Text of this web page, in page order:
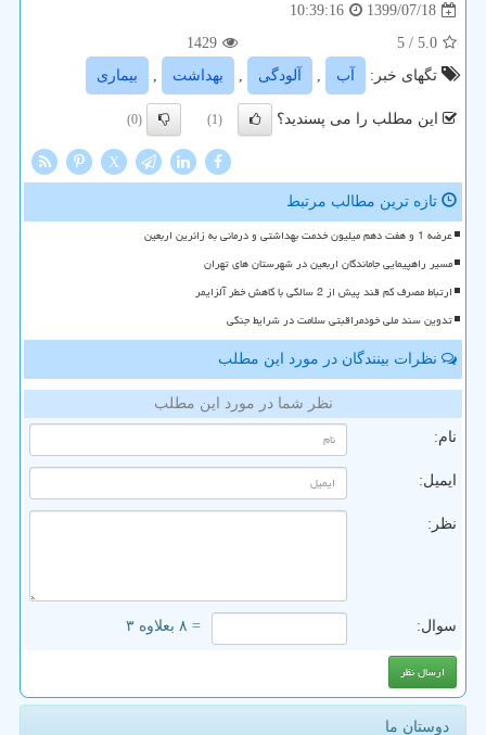
1399/07/18
10:39:16
5.0
/ 5
1429
تگهای خبر:
آب , آلودگی , بهداشت , بیماری
این مطلب را می پسندید؟ (1)
(0)
X
تازه ترین مطالب مرتبط
عرضه 1 و هفت دهم میلیون خدمت بهداشتی و درمانی به زائرین اربعین
مسیر راهپیمایی جاماندگان اربعین در شهرستان های تهران
ارتباط مصرف کم قند پیش از 2 سالگی با کاهش خطر آلزایمر
تدوین سند ملی خودمراقبتی سلامت در شرایط جنگی
نظرات بینندگان در مورد این مطلب
نظر شما در مورد این مطلب
نام:
ایمیل:
نظر:
سوال: = ۸ بعلاوه ۳
دوستان ما